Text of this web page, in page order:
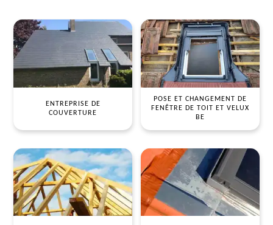
ENTREPRISE DE
COUVERTURE
POSE ET CHANGEMENT DE
FENÊTRE DE TOIT ET VELUX
BE